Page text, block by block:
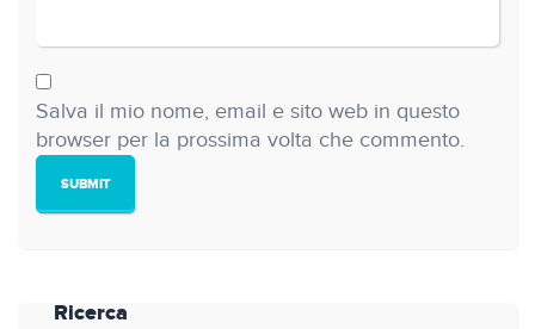
Salva il mio nome, email e sito web in questo
browser per la prossima volta che commento.
Ricerca